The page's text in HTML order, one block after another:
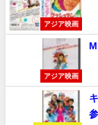
アジア映画
アジア映画